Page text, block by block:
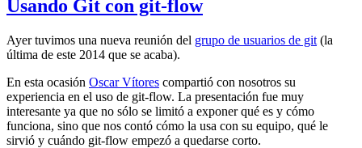
Usando Git con git-flow
Ayer tuvimos una nueva reunión del grupo de usuarios de git (la
última de este 2014 que se acaba).
En esta ocasión Oscar Vítores compartió con nosotros su
experiencia en el uso de git-flow. La presentación fue muy
interesante ya que no sólo se limitó a exponer qué es y cómo
funciona, sino que nos contó cómo la usa con su equipo, qué le
sirvió y cuándo git-flow empezó a quedarse corto.